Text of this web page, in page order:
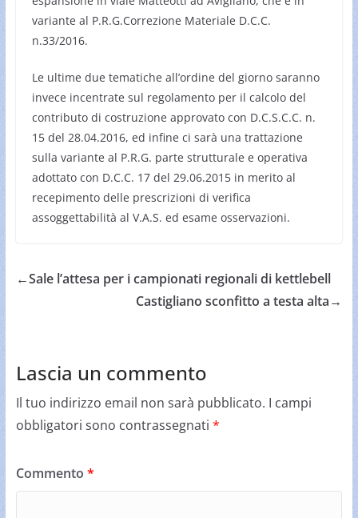
variante al P.R.G.Correzione Materiale D.C.C.
n.33/2016.
Le ultime due tematiche all’ordine del giorno saranno
invece incentrate sul regolamento per il calcolo del
contributo di costruzione approvato con D.C.S.C.C. n.
15 del 28.04.2016, ed infine ci sarà una trattazione
sulla variante al P.R.G. parte strutturale e operativa
adottato con D.C.C. 17 del 29.06.2015 in merito al
recepimento delle prescrizioni di verifica
assoggettabilità al V.A.S. ed esame osservazioni.
←Sale l’attesa per i campionati regionali di kettlebell
Castigliano sconfitto a testa alta→
Lascia un commento
Il tuo indirizzo email non sarà pubblicato. I campi
obbligatori sono contrassegnati *
Commento *